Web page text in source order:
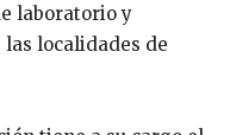
laboratorio y
las localidades de